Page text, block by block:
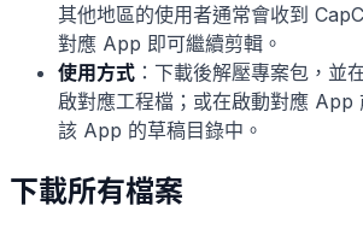
其他地區的使用者通常會收到
對應 App 即可繼續剪輯。
使用方式 ：下載後解壓專案包，並
啟對應工程檔；或在啟動對應 App
該 App 的草稿目錄中。
下載所有檔案